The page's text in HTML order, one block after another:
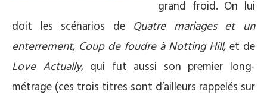
grand froid. On lui
doit les scénarios de Quatre mariages et un
enterrement, Coup de foudre à Notting Hill, et de
Love Actually, qui fut aussi son premier long-
métrage (ces trois titres sont d’ailleurs rappelés sur